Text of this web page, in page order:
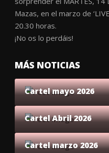
Mazas, en el marzo de
20.30 horas.
¡No os lo perdáis!
MÁS NOTICIAS
Cartel mayo 2026
Cartel Abril 2026
Cartel marzo 2026